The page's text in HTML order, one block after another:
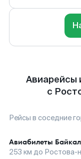
Авиарейсы
с
Рейсы в соседние
Авиабилеты Байкал
253 км до Ростова-